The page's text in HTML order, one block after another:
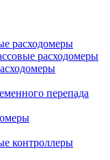
расходомеры
расходомеры
перепада
контроллеры